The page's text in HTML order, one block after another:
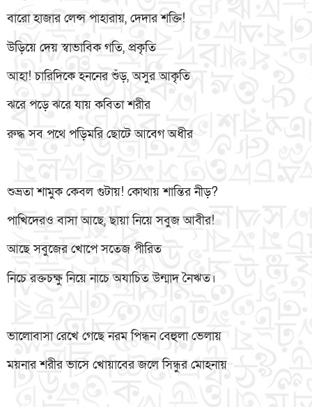
বারো হাজার লেন্স পাহারায়, দেদার শক্তি!
উড়িয়ে দেয় স্বাভাবিক গতি, প্রকৃতি
আহা! চারিদিকে হননের শুঁড়, অসুর আকৃতি
ঝরে পড়ে ঝরে যায় কবিতা শরীর
রুদ্ধ সব পথে পড়িমরি ছোটে আবেগ অধীর
শুভ্রতা শামুক কেবল গুটায়! কোথায় শান্তির নীড়?
পাখিদেরও বাসা আছে, ছায়া নিয়ে সবুজ আবীর!
আছে সবুজের খোপে সতেজ পীরিত
নিচে রক্তচক্ষু নিয়ে নাচে অযাচিত উন্মাদ নৈঋত।
ভালোবাসা রেখে গেছে নরম পিন্ধন বেহুলা ভেলায়
ময়নার শরীর ভাসে খোয়াবের জলে সিন্ধুর মোহনায়